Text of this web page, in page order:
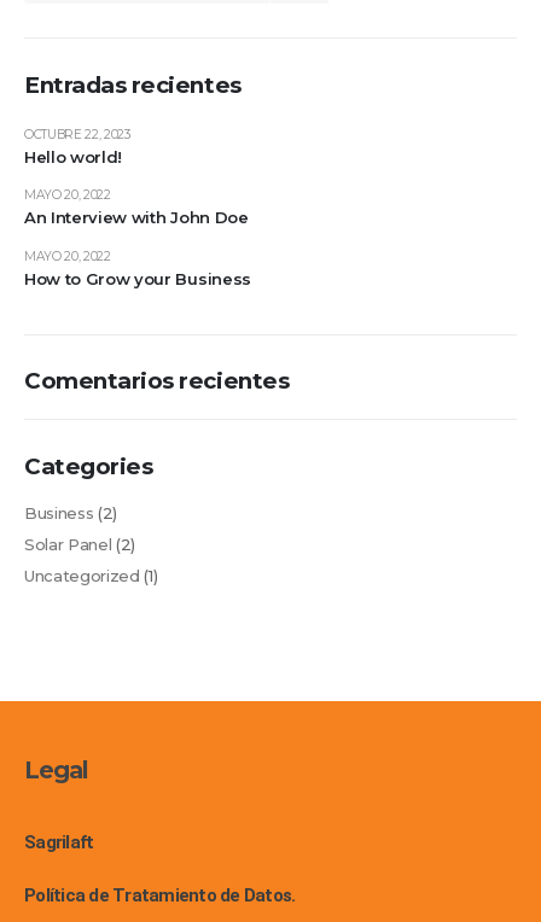
Entradas recientes
Hello world!
OCTUBRE 22, 2023
An Interview with John Doe
MAYO 20, 2022
How to Grow your Business
MAYO 20, 2022
Comentarios recientes
Categories
Business (2)
Solar Panel (2)
Uncategorized (1)
Legal
Sagrilaft
Política de Tratamiento de Datos.